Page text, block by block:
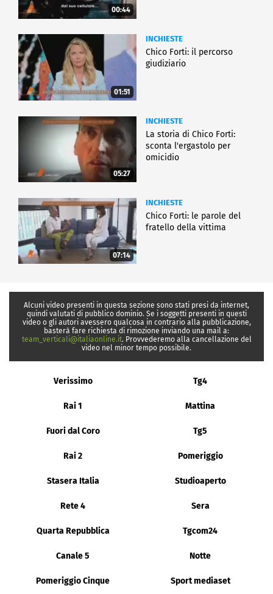
00:44
01:51
INCHIESTE
Chico Forti: il percorso
giudiziario
05:27
INCHIESTE
La storia di Chico Forti:
sconta l'ergastolo per
omicidio
07:14
INCHIESTE
Chico Forti: le parole del
fratello della vittima
Alcuni video presenti in questa sezione sono stati presi da internet,
quindi valutati di pubblico dominio. Se i soggetti presenti in questi
video o gli autori avessero qualcosa in contrario alla pubblicazione,
basterà fare richiesta di rimozione inviando una mail a:
team_verticali@italiaonline.it. Provvederemo alla cancellazione del
video nel minor tempo possibile.
Verissimo Tg4
Rai 1 Mattina
Fuori dal Coro Tg5
Rai 2 Pomeriggio
Stasera Italia Studioaperto
Rete 4 Sera
Quarta Repubblica Tgcom24
Canale 5 Notte
Pomeriggio Cinque Sport mediaset